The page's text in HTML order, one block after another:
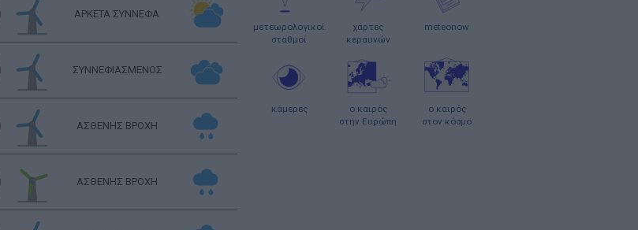
ΑΡΚΕΤΑ ΣΥΝΝΕΦΑ
ΣΥΝΝΕΦΙΑΣΜΕΝΟΣ
ΑΣΘΕΝΗΣ ΒΡΟΧΗ
ΑΣΘΕΝΗΣ ΒΡΟΧΗ
μετεωρολογικοί
σταθμοί
χάρτες
κεραυνών
meteonow
κάμερες
ο καιρός
στην Ευρώπη
ο καιρός
στον κόσμο